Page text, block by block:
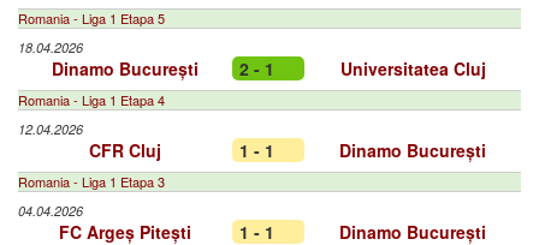
Romania - Liga 1 Etapa 5
18.04.2026
Dinamo București 2 - 1 Universitatea Cluj
Romania - Liga 1 Etapa 4
12.04.2026
CFR Cluj 1 - 1 Dinamo București
Romania - Liga 1 Etapa 3
04.04.2026
FC Argeș Pitești 1 - 1 Dinamo București